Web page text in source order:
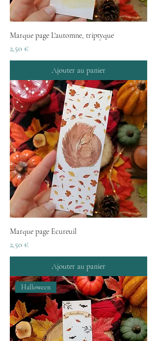
Marque page L'automne, triptyque
Prix
2,50 €
Ajouter au panier
Marque page Ecureuil
Prix
2,50 €
Ajouter au panier
Halloween